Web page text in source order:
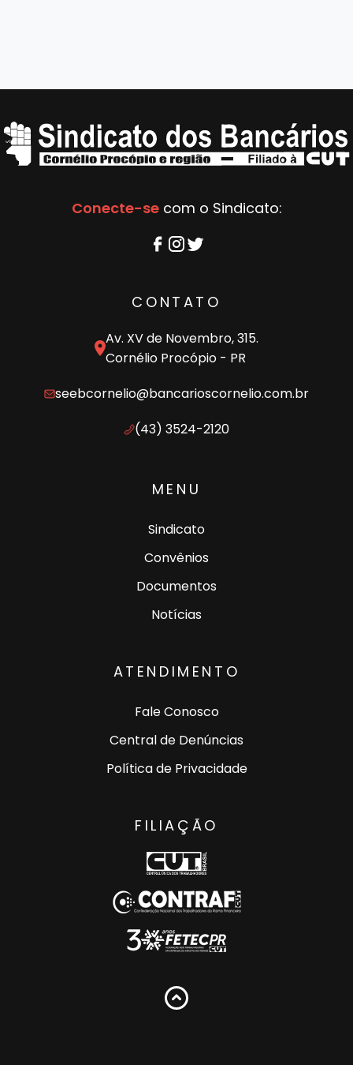
Conecte-secom o Sindicato:
CONTATO
Av. XV de Novembro, 315.
Cornélio Procópio - PR
seebcornelio@bancarioscornelio.com.br
(43) 3524-2120
MENU
Sindicato
Convênios
Documentos
Notícias
ATENDIMENTO
Fale Conosco
Central de Denúncias
Política de Privacidade
FILIAÇÃO